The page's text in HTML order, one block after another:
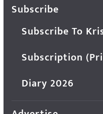
Subscribe
Subscribe To
Subscription
Diary 2026